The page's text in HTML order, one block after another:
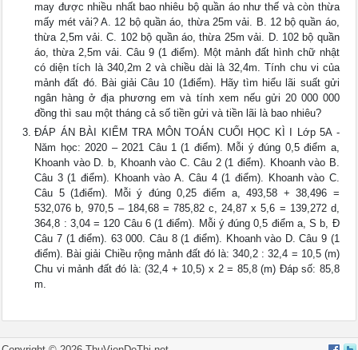
may được nhiều nhất bao nhiêu bộ quần áo như thế và còn thừa
mấy mét vải? A. 12 bộ quần áo, thừa 25m vải. B. 12 bộ quần áo,
thừa 2,5m vải. C. 102 bộ quần áo, thừa 25m vải. D. 102 bộ quần
áo, thừa 2,5m vải. Câu 9 (1 điểm). Một mảnh đất hình chữ nhật
có diện tích là 340,2m 2 và chiều dài là 32,4m. Tính chu vi của
mảnh đất đó. Bài giải Câu 10 (1điểm). Hãy tìm hiểu lãi suất gửi
ngân hàng ở địa phương em và tính xem nếu gửi 20 000 000
đồng thì sau một tháng cả số tiền gửi và tiền lãi là bao nhiêu?
ĐÁP ÁN BÀI KIỂM TRA MÔN TOÁN CUỐI HỌC KÌ I Lớp 5A -
Năm học: 2020 – 2021 Câu 1 (1 điểm). Mỗi ý đúng 0,5 điểm a,
Khoanh vào D. b, Khoanh vào C. Câu 2 (1 điểm). Khoanh vào B.
Câu 3 (1 điểm). Khoanh vào A. Câu 4 (1 điểm). Khoanh vào C.
Câu 5 (1điểm). Mỗi ý đúng 0,25 điểm a, 493,58 + 38,496 =
532,076 b, 970,5 – 184,68 = 785,82 c, 24,87 x 5,6 = 139,272 d,
364,8 : 3,04 = 120 Câu 6 (1 điểm). Mỗi ý đúng 0,5 điểm a, S b, Đ
Câu 7 (1 điểm). 63 000. Câu 8 (1 điểm). Khoanh vào D. Câu 9 (1
điểm). Bài giải Chiều rộng mảnh đất đó là: 340,2 : 32,4 = 10,5 (m)
Chu vi mảnh đất đó là: (32,4 + 10,5) x 2 = 85,8 (m) Đáp số: 85,8
m.